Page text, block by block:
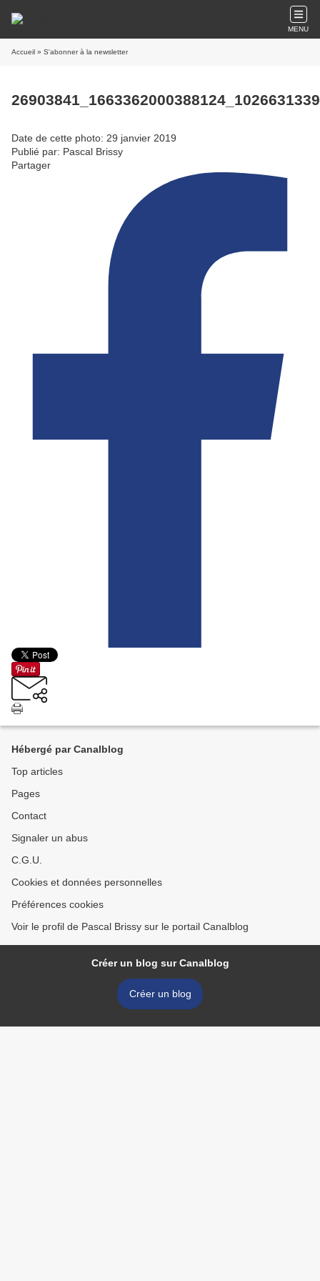
MENU
Accueil » S'abonner à la newsletter
Date de cette photo: 29 janvier 2019
Publié par: Pascal Brissy
Partager
Hébergé par Canalblog
Top articles
Pages
Contact
Signaler un abus
C.G.U.
Cookies et données personnelles
Préférences cookies
Voir le profil de Pascal Brissy sur le portail Canalblog
Créer un blog sur Canalblog
Créer un blog